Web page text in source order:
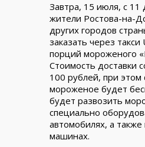
Завтра, 15 июля, с 11
жители Ростова-на-
других городов
заказать через
порций мороженого
Стоимость доставки
100 рублей, при этом
мороженое будет
будет развозить
специально
автомобилях, а
машинах.